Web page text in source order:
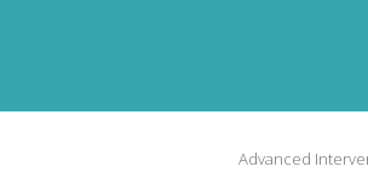
Advanced